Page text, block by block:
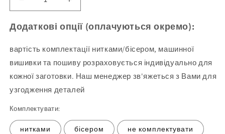
Зменшіть
кількість
Блуза
219
для
вишивання)
Збільшити
кількість
продукту
жіноча
(заготовка
для
вишивання)
Додаткові опції (оплачуються окремо):
вартість комплектації нитками/бісером, машинної
вишивки та пошиву розраховується індивідуально для
кожної заготовки. Наш менеджер зв'яжеться з Вами для
узгодження деталей
Комплектувати:
нитками бісером не комплектувати